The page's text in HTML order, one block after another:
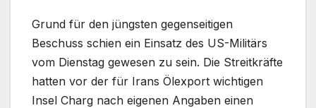
Grund für den jüngsten gegenseitigen
Beschuss schien ein Einsatz des US-Militärs
vom Dienstag gewesen zu sein. Die Streitkräfte
hatten vor der für Irans Ölexport wichtigen
Insel Charg nach eigenen Angaben einen